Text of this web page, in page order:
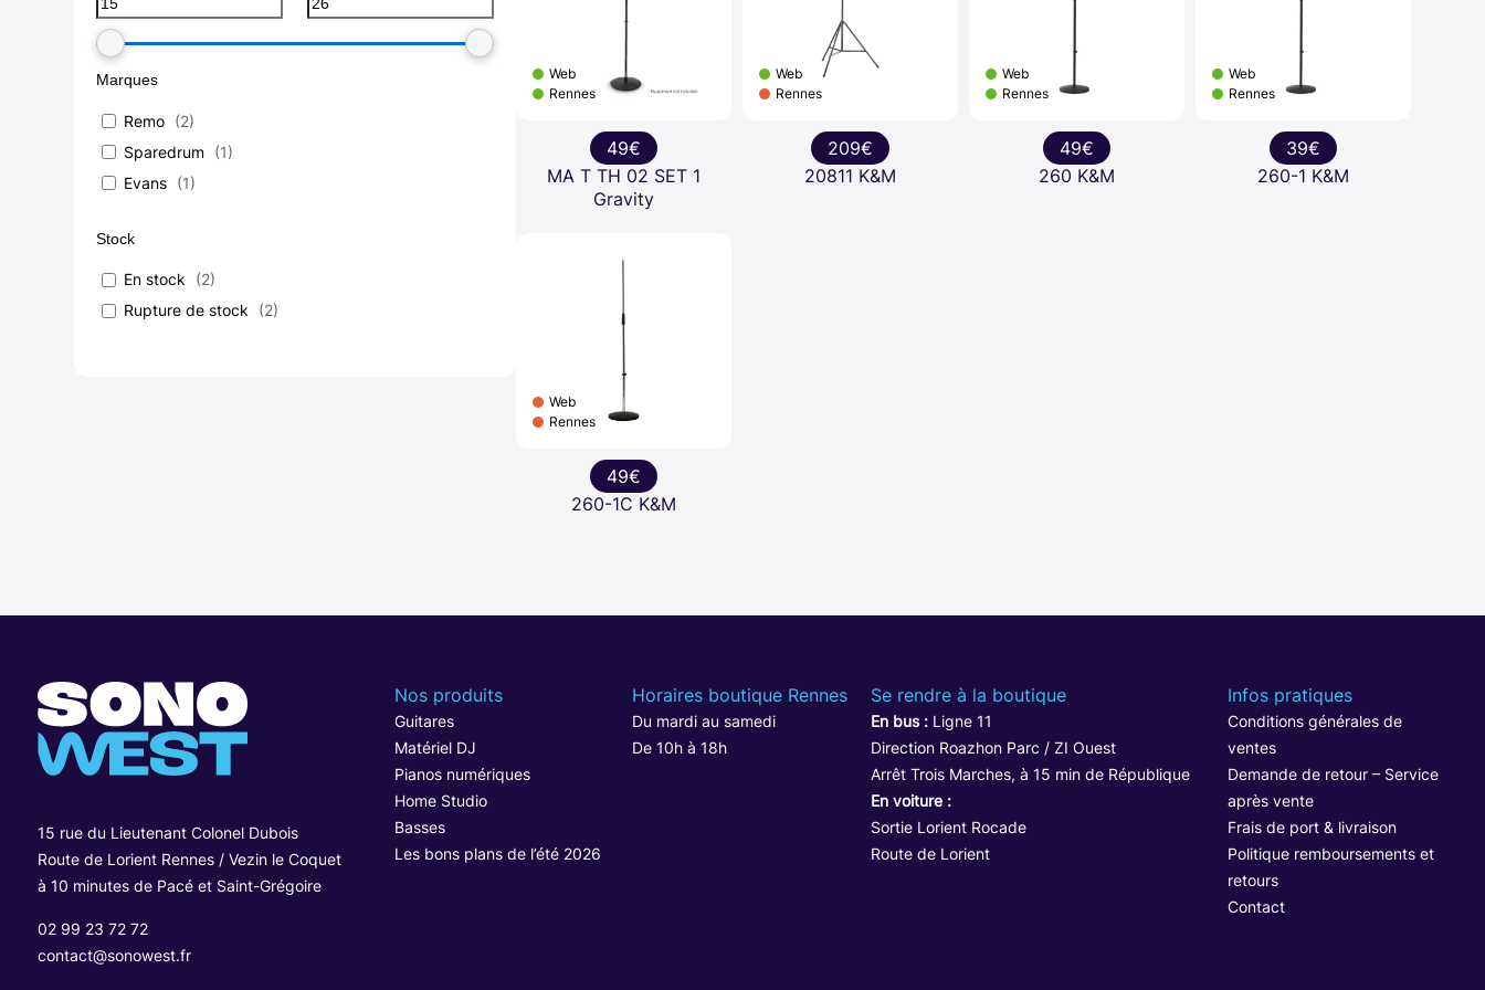
Marques
Remo (2)
Sparedrum
(1)
Evans
(1)
Stock
En stock (2)
Rupture de stock
(2)
Web
Rennes
49€
MA T TH 02 SET 1
Gravity
Web
Rennes
209€
20811 K&M
Web
Rennes
49€
260 K&M
Web
Rennes
39€
260-1 K&M
Web
Rennes
49€
260-1C K&M
15 rue du Lieutenant Colonel Dubois
Route de Lorient Rennes / Vezin le Coquet
à 10 minutes de Pacé et Saint-Grégoire
02 99 23 72 72
contact@sonowest.fr
Nos produits
Guitares
Matériel DJ
Pianos numériques
Home Studio
Basses
Les bons plans de l’été 2026
Horaires boutique Rennes
Du mardi au samedi
De 10h à 18h
Se rendre à la boutique
En bus :Ligne 11
Direction Roazhon Parc / ZI Ouest
Arrêt Trois Marches, à 15 min de République
En voiture :
Sortie Lorient Rocade
Route de Lorient
Infos pratiques
Conditions générales de
ventes
Demande de retour – Service
après vente
Frais de port & livraison
Politique remboursements et
retours
Contact